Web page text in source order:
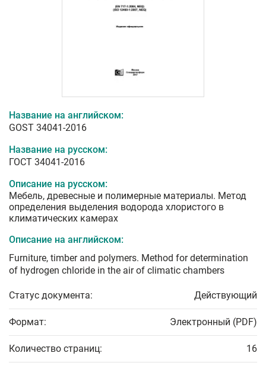
Название на английском:
GOST 34041-2016
Название на русском:
ГОСТ 34041-2016
Описание на русском:
Мебель, древесные и полимерные материалы. Метод
определения выделения водорода хлористого в
климатических камерах
Описание на английском:
Furniture, timber and polymers. Method for determination
of hydrogen chloride in the air of climatic chambers
Статус документа: Действующий
Формат: Электронный (PDF)
Количество страниц: 16